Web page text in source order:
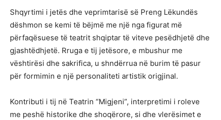
Shqyrtimi i jetës dhe veprimtarisë së Preng Lëkundës
dëshmon se kemi të bëjmë me një nga figurat më
përfaqësuese të teatrit shqiptar të viteve pesëdhjetë dhe
gjashtëdhjetë. Rruga e tij jetësore, e mbushur me
vështirësi dhe sakrifica, u shndërrua në burim të pasur
për formimin e një personaliteti artistik origjinal.
Kontributi i tij në Teatrin “Migjeni”, interpretimi i roleve
me peshë historike dhe shoqërore, si dhe vlerësimet e